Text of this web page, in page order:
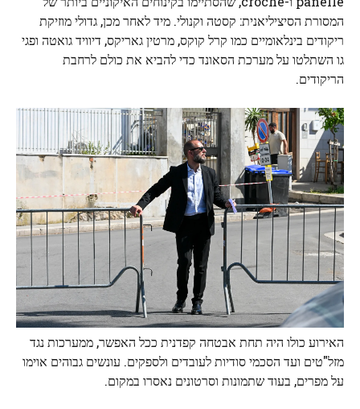
המסורת הסיציליאנית: קסטה וקנולי. מיד לאחר מכן, גדולי מוזיקת ​​
ריקודים בינלאומיים כמו קרל קוקס, מרטין גאריקס, דיוויד גואטה ופגי
גו השתלטו על מערכת הסאונד כדי להביא את כולם לרחבת
הריקודים.
האירוע כולו היה תחת אבטחה קפדנית ככל האפשר, ממערכות נגד
מזל"טים ועד הסכמי סודיות לעובדים ולספקים. עונשים גבוהים אוימו
על מפרים, בעוד שתמונות וסרטונים נאסרו במקום.